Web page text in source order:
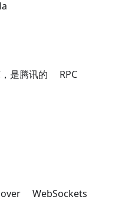
是腾讯的 RPC
WebSockets